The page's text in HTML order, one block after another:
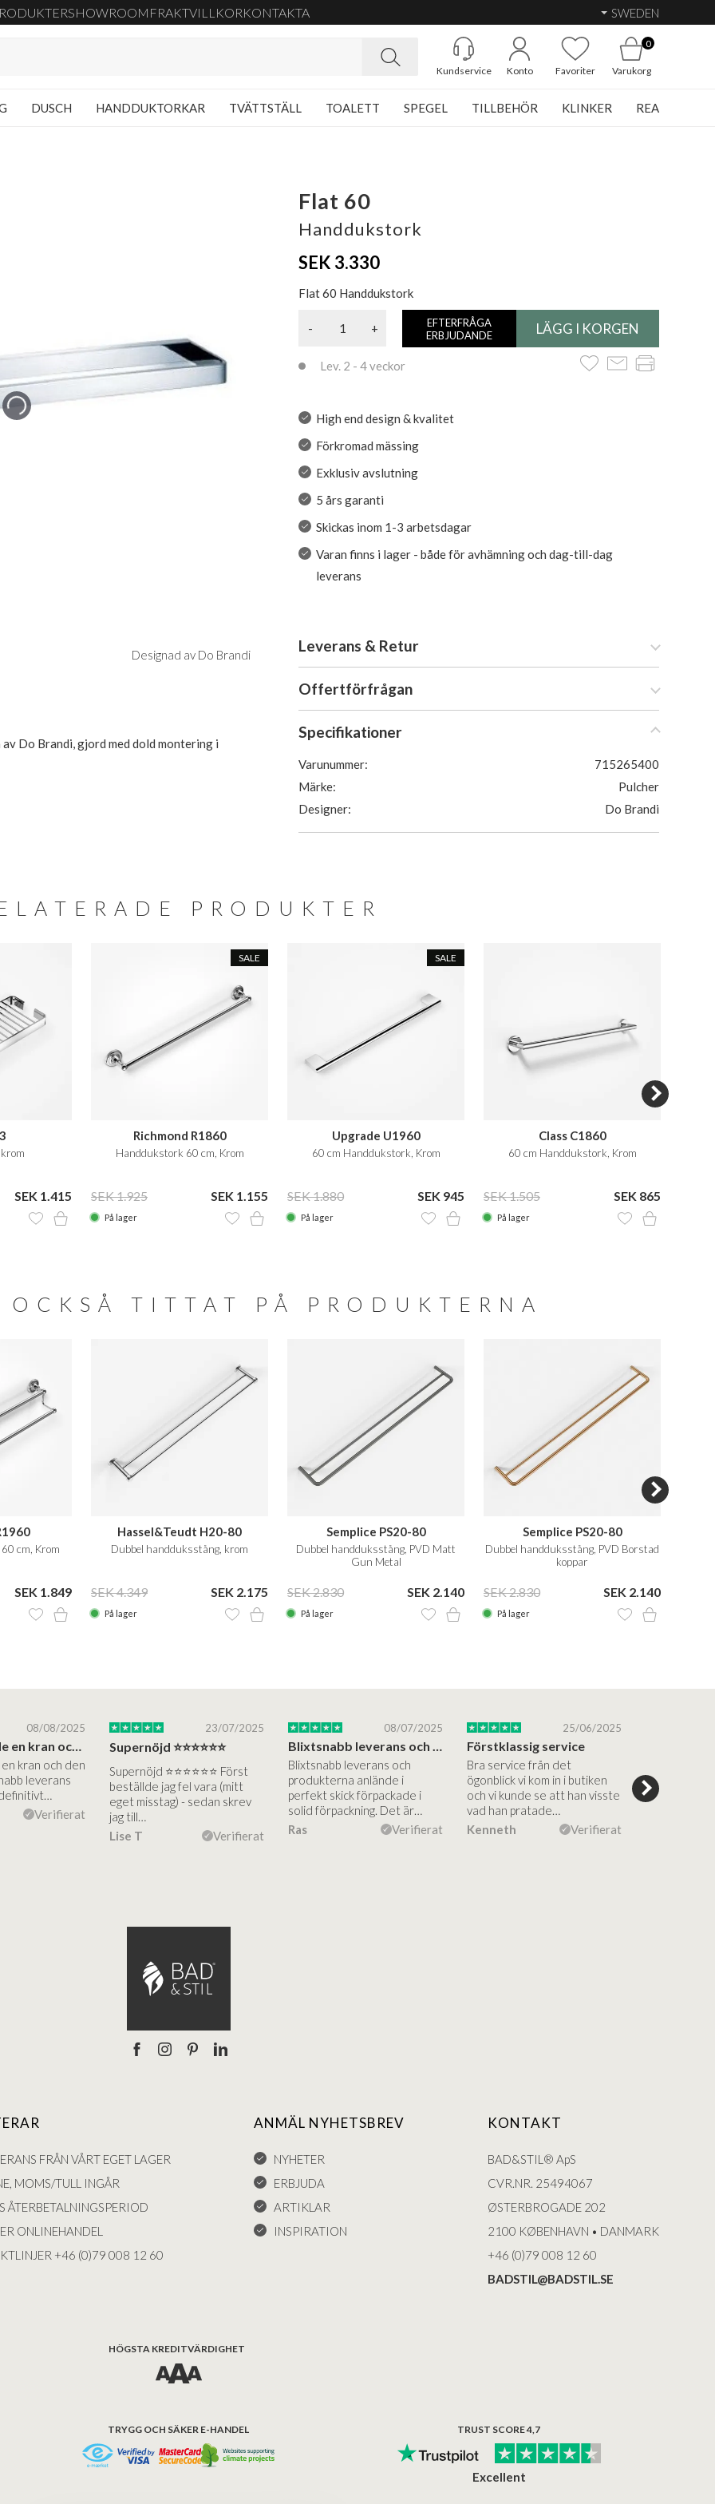
SHOWROOM FRAKTVILLKORKONTAKTA SWEDEN
Kundservice Konto Favoriter
0
Varukorg
DUSCH HANDDUKTORKAR TVÄTTSTÄLL TOALETT SPEGEL TILLBEHÖR KLINKER REA
Designad av Do Brandi
Do Brandi, gjord med dold montering i
Flat 60
Handdukstork
SEK 3.330
Flat 60 Handdukstork
- +
EFTERFRÅGA
ERBJUDANDE
Lev. 2 - 4 veckor
High end design & kvalitet
Förkromad mässing
Exklusiv avslutning
5 års garanti
Skickas inom 1-3 arbetsdagar
Varan finns i lager - både för avhämning och dag-till-dag
leverans
Leverans & Retur
Offertförfrågan
Specifikationer
Varunummer:
715265400
Märke:
Pulcher
Designer:
Do Brandi
PRODUKTER
SEK 1.415
SALE
Richmond R1860
Handdukstork 60 cm, Krom
SEK 1.925 SEK 1.155
På lager
SALE
Upgrade U1960
60 cm Handdukstork, Krom
SEK 1.880 SEK 945
På lager
Class C1860
60 cm Handdukstork, Krom
SEK 1.505 SEK 865
På lager
OCKSÅ TITTAT PÅ PRODUKTERNA
cm, Krom
SEK 1.849
Hassel&Teudt H20-80
Dubbel handduksstång, krom
SEK 4.349 SEK 2.175
På lager
Semplice PS20-80
Dubbel handduksstång, PVD Matt
Gun Metal
SEK 2.830 SEK 2.140
På lager
Semplice PS20-80
Dubbel handduksstång, PVD Borstad
koppar
SEK 2.830 SEK 2.140
På lager
08/08/2025
Jag beställde en kran och den är jättebra…
kran och den
leverans
Verifierat
23/07/2025
Supernöjd ⭐️⭐️⭐️⭐️⭐️⭐️
Supernöjd ⭐️⭐️⭐️⭐️⭐️⭐️ Först
beställde jag fel vara (mitt
eget misstag) - sedan skrev
jag till…
Lise T
Verifierat
08/07/2025
Blixtsnabb leverans och
produkterna anlände i
perfekt skick förpackade i
solid förpackning. Det är…
Ras
Verifierat
25/06/2025
Förstklassig service
Bra service från det
ögonblick vi kom in i butiken
och vi kunde se att han visste
vad han pratade…
Kenneth
Verifierat
showroom,
rådgivning,
FRÅN VÅRT EGET LAGER
MOMS/TULL INGÅR
ÅTERBETALNINGSPERIOD
ONLINEHANDEL
+46 (0)79 008 12 60
ANMÄL NYHETSBREV
NYHETER
ERBJUDA
ARTIKLAR
INSPIRATION
KONTAKT
BAD&STIL® ApS
CVR.NR. 25494067
ØSTERBROGADE 202
2100 KØBENHAVN • DANMARK
+46 (0)79 008 12 60
BADSTIL@BADSTIL.SE
HÖGSTA KREDITVÄRDIGHET
TRYGG OCH SÄKER E-HANDEL TRUST SCORE 4,7
Excellent